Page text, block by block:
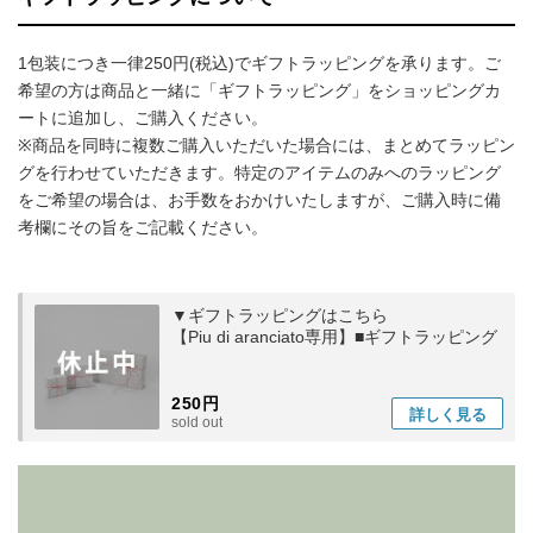
1包装につき一律250円(税込)でギフトラッピングを承ります。ご
希望の方は商品と一緒に「ギフトラッピング」をショッピングカ
ートに追加し、ご購入ください。
※商品を同時に複数ご購入いただいた場合には、まとめてラッピン
グを行わせていただきます。特定のアイテムのみへのラッピング
をご希望の場合は、お手数をおかけいたしますが、ご購入時に備
考欄にその旨をご記載ください。
▼ギフトラッピングはこちら
【Piu di aranciato専用】■ギフトラッピング
250円
sold out 詳しく 見る